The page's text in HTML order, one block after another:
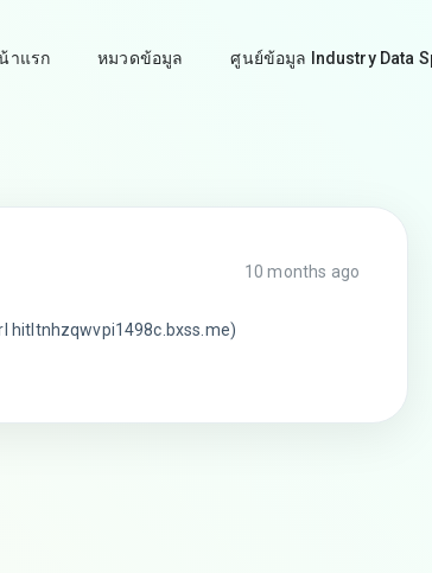
าแรก หมวดข้อมูล ศูนย์ข้อมูล Industry Data
10 months ago
hitltnhzqwvpi1498c.bxss.me)